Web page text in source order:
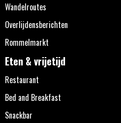
Wandelroutes
Overlijdensberichten
Rommelmarkt
Eten & vrijetijd
Restaurant
Bed and Breakfast
Snackbar